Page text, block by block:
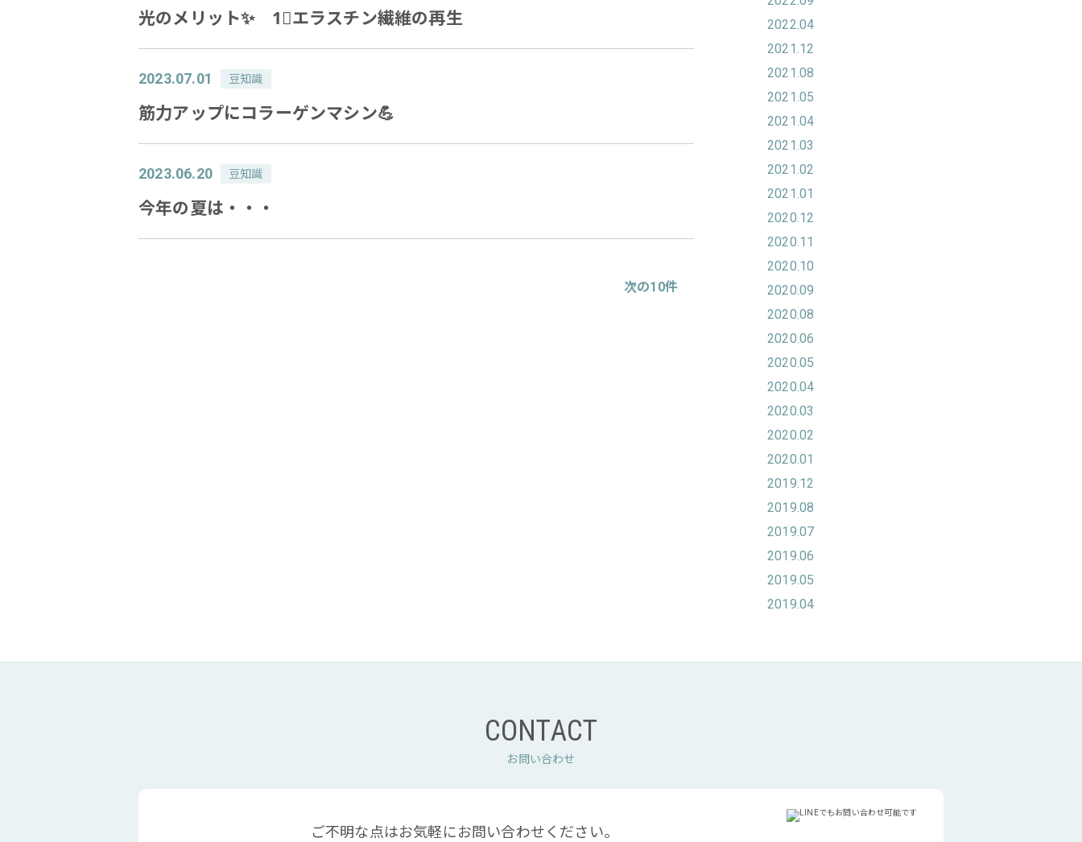
2022.04
2021.12
2021.08
2021.05
2021.04
2021.03
2021.02
2021.01
2020.12
2020.11
2020.10
2020.09
2020.08
2020.06
2020.05
2020.04
2020.03
2020.02
2020.01
2019.12
2019.08
2019.07
2019.06
2019.05
2019.04
光のメリット✨ 1⃣エラスチン繊維の再生
2023.07.01 豆知識
筋力アップにコラーゲンマシン💪
2023.06.20 豆知識
今年の夏は・・・
次の10件
CONTACT
お問い合わせ
ご不明な点はお気軽にお問い合わせください。